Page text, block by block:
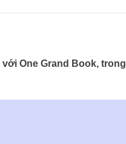
One Grand Book, trong